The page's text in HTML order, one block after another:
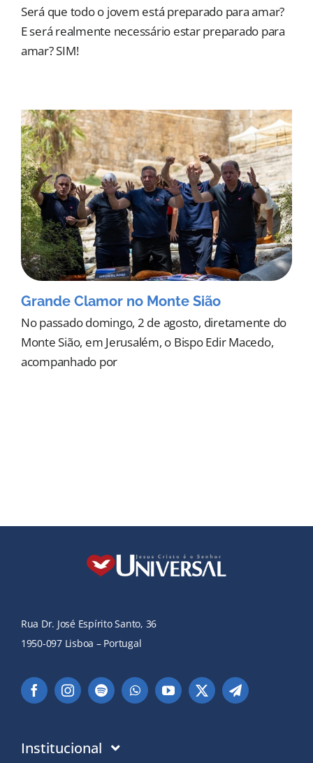
Será que todo o jovem está preparado para amar?
E será realmente necessário estar preparado para
amar? SIM!
Grande Clamor no Monte Sião
No passado domingo, 2 de agosto, diretamente do
Monte Sião, em Jerusalém, o Bispo Edir Macedo,
acompanhado por
Rua Dr. José Espírito Santo, 36
1950-097 Lisboa – Portugal
Institucional